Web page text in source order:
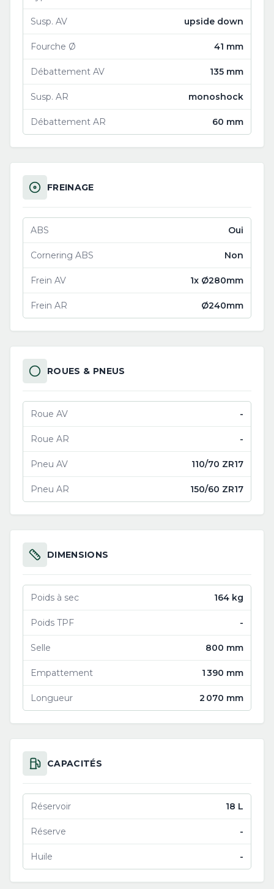
Susp. AV upside down
Fourche Ø 41 mm
Débattement AV 135 mm
Susp. AR monoshock
Débattement AR 60 mm
FREINAGE
ABS Oui
Cornering ABS Non
Frein AV 1x Ø280mm
Frein AR Ø240mm
ROUES & PNEUS
Roue AV -
Roue AR -
Pneu AV 110/70 ZR17
Pneu AR 150/60 ZR17
DIMENSIONS
Poids à sec 164 kg
Poids TPF -
Selle 800 mm
Empattement 1 390 mm
Longueur 2 070 mm
CAPACITÉS
Réservoir 18 L
Réserve -
Huile -